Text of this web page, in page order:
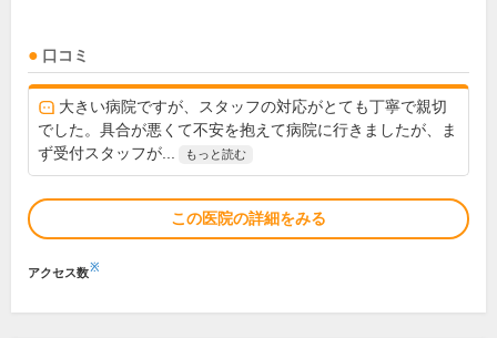
口コミ
大きい病院ですが、スタッフの対応がとても丁寧で親切
でした。具合が悪くて不安を抱えて病院に行きましたが、ま
ず受付スタッフが...
もっと読む
この医院の詳細をみる
アクセス数※